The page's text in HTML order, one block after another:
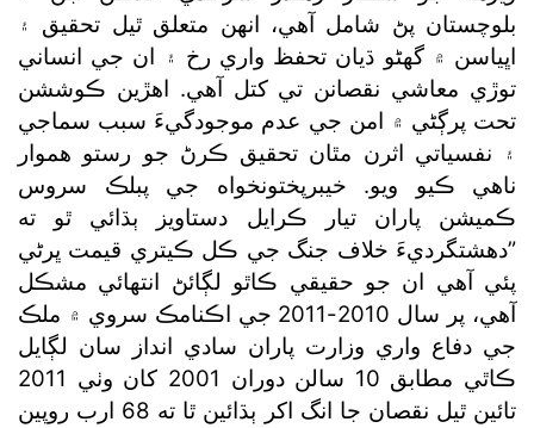
بلوچستان پڻ شامل آهي، انهن متعلق ٿيل تحقيق ۽
اڀياسن ۾ گھڻو ڌيان تحفظ واري رخ ۽ ان جي انساني
توڙي معاشي نقصانن تي کتل آهي. اهڙين ڪوششن
تحت پرڳڻي ۾ امن جي عدم موجودگيءَ سبب سماجي
۽ نفسياتي اثرن مٿان تحقيق ڪرڻ جو رستو هموار
ناهي ڪيو ويو. خيبرپختونخواه جي پبلڪ سروس
ڪميشن پاران تيار ڪرايل دستاويز ٻڌائي ٿو ته
”دهشتگرديءَ خلاف جنگ جي ڪل ڪيتري قيمت ڀرڻي
پئي آهي ان جو حقيقي ڪاٿو لڳائڻ انتهائي مشڪل
آهي، پر سال 2010-2011 جي اڪنامڪ سروي ۾ ملڪ
جي دفاع واري وزارت پاران سادي انداز سان لڳايل
ڪاٿي مطابق 10 سالن دوران 2001 کان وٺي 2011
تائين ٿيل نقصان جا انگ اکر ٻڌائين ٿا ته 68 ارب روپين